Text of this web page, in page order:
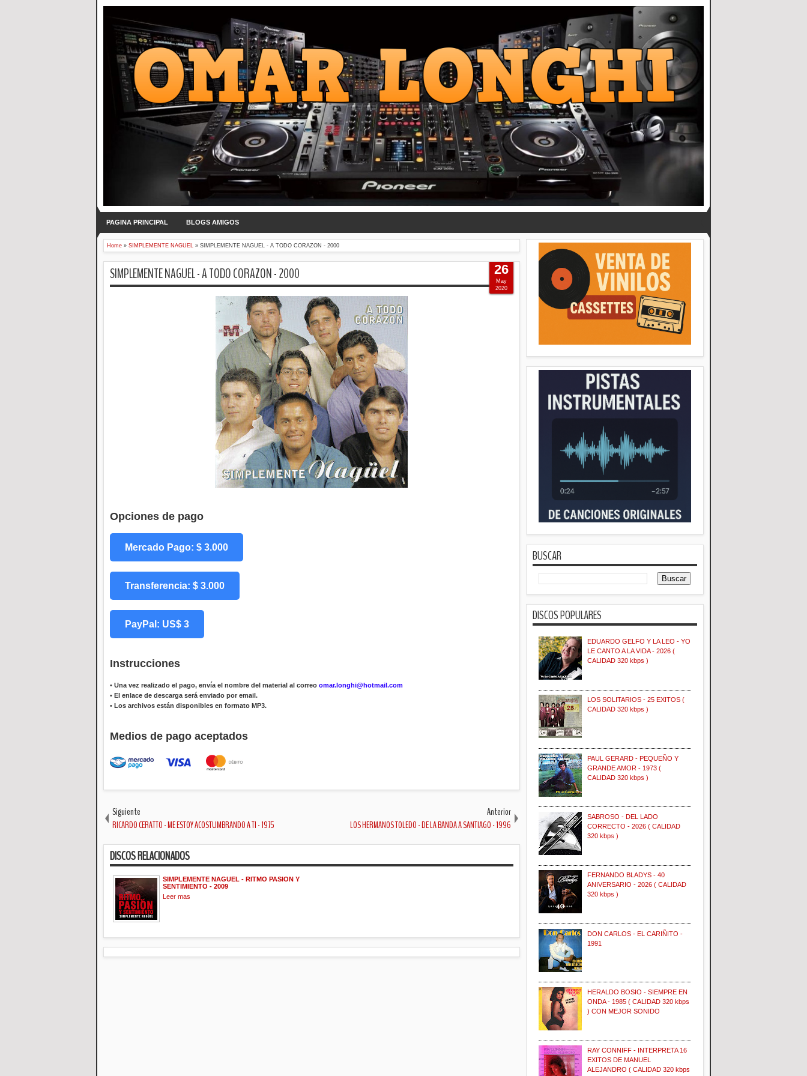
PAGINA PRINCIPAL BLOGS AMIGOS
Home » SIMPLEMENTE NAGUEL » SIMPLEMENTE NAGUEL - A TODO CORAZON - 2000
SIMPLEMENTE NAGUEL - A TODO CORAZON - 2000
Opciones de pago
Mercado Pago: $ 3.000
Transferencia: $ 3.000
PayPal: US$ 3
Instrucciones
• Una vez realizado el pago, envía el nombre del material al correo omar.longhi@hotmail.com
• El enlace de descarga será enviado por email.
• Los archivos están disponibles en formato MP3.
Medios de pago aceptados
26
May
2020
Siguiente
RICARDO CERATTO - ME ESTOY ACOSTUMBRANDO A TI - 1975
Anterior
LOS HERMANOS TOLEDO - DE LA BANDA A SANTIAGO - 1996
DISCOS RELACIONADOS
SIMPLEMENTE NAGUEL - RITMO PASION Y
SENTIMIENTO - 2009
Leer mas
BUSCAR
DISCOS POPULARES
EDUARDO GELFO Y LA LEO - YO
LE CANTO A LA VIDA - 2026 (
CALIDAD 320 kbps )
LOS SOLITARIOS - 25 EXITOS (
CALIDAD 320 kbps )
PAUL GERARD - PEQUEÑO Y
GRANDE AMOR - 1973 (
CALIDAD 320 kbps )
SABROSO - DEL LADO
CORRECTO - 2026 ( CALIDAD
320 kbps )
FERNANDO BLADYS - 40
ANIVERSARIO - 2026 ( CALIDAD
320 kbps )
DON CARLOS - EL CARIÑITO -
1991
HERALDO BOSIO - SIEMPRE EN
ONDA - 1985 ( CALIDAD 320 kbps
) CON MEJOR SONIDO
RAY CONNIFF - INTERPRETA 16
EXITOS DE MANUEL
ALEJANDRO ( CALIDAD 320 kbps